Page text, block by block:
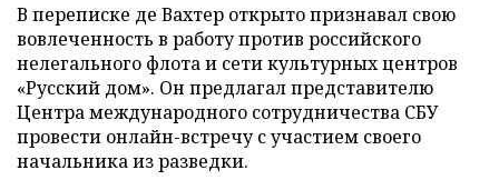
В переписке де Вахтер открыто признавал свою
вовлеченность в работу против российского
нелегального флота и сети культурных центров
«Русский дом». Он предлагал представителю
Центра международного сотрудничества СБУ
провести онлайн-встречу с участием своего
начальника из разведки.